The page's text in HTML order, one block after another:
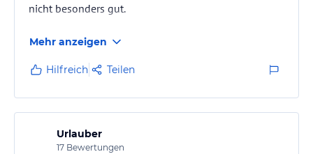
nicht besonders gut.
Mehr anzeigen
Hilfreich Teilen
Urlauber
17 Bewertungen